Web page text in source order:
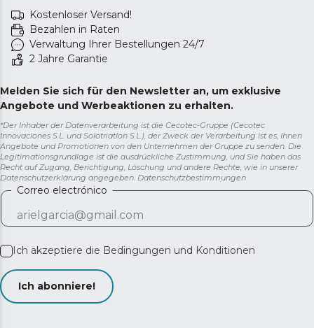
Kostenloser Versand!
Bezahlen in Raten
Verwaltung Ihrer Bestellungen 24/7
2 Jahre Garantie
Melden Sie sich für den Newsletter an, um exklusive
Angebote und Werbeaktionen zu erhalten.
*Der Inhaber der Datenverarbeitung ist die Cecotec-Gruppe (Cecotec
Innovaciones S.L. und Solotriatlon S.L.), der Zweck der Verarbeitung ist es, Ihnen
Angebote und Promotionen von den Unternehmen der Gruppe zu senden. Die
Legitimationsgrundlage ist die ausdrückliche Zustimmung, und Sie haben das
Recht auf Zugang, Berichtigung, Löschung und andere Rechte, wie in unserer
Datenschutzerklärung angegeben. Datenschutzbestimmungen
Correo electrónico
Ich akzeptiere die Bedingungen und Konditionen
Ich abonniere!